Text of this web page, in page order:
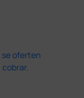
se oferten
cobrar.